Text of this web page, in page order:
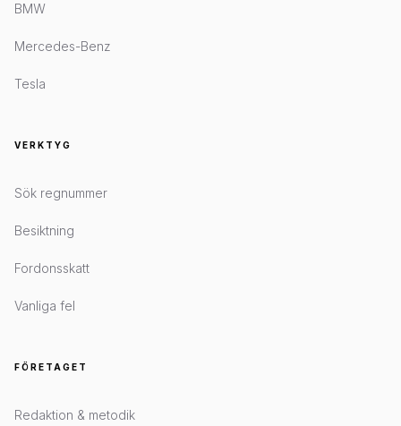
BMW
Mercedes-Benz
Tesla
VERKTYG
Sök regnummer
Besiktning
Fordonsskatt
Vanliga fel
FÖRETAGET
Redaktion & metodik